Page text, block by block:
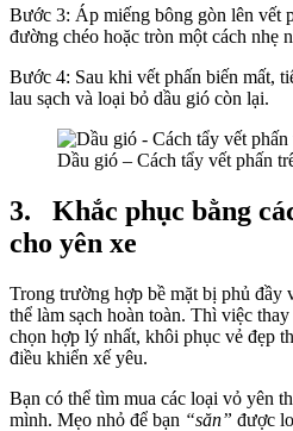
Bước 3: Áp miếng bông gòn lên vết
đường chéo hoặc tròn một cách nhẹ
Bước 4: Sau khi vết phấn biến mất,
lau sạch và loại bỏ dầu gió còn lại.
Dầu gió – Cách tẩy vết phấn
3.
Khắc phục bằng
cho yên xe
Trong trường hợp bề mặt bị phủ đầy
thể làm sạch hoàn toàn. Thì việc
chọn hợp lý nhất, khôi phục vẻ đẹp
điều khiển xế yêu.
Bạn có thể tìm mua các loại vỏ yên
mình. Mẹo nhỏ để bạn “săn” được